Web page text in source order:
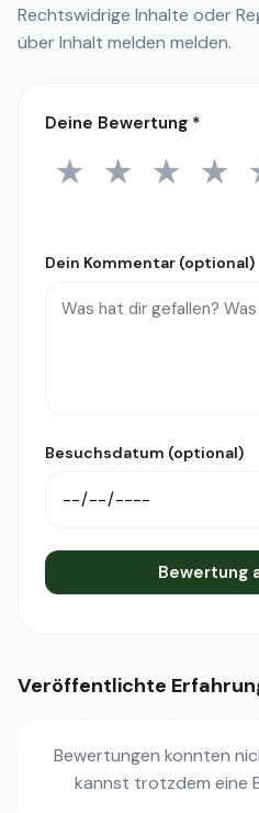
Rechtswidrige Inhalte oder
überInhalt melden melden.
Deine Bewertung *
1 Stern
★ 2 Sterne
★ 3
★ 4
★
Dein Kommentar (optional)
Besuchsdatum (optional)
Bewertung
Veröffentlichte
Bewertungen konnten
kannst trotzdem eine